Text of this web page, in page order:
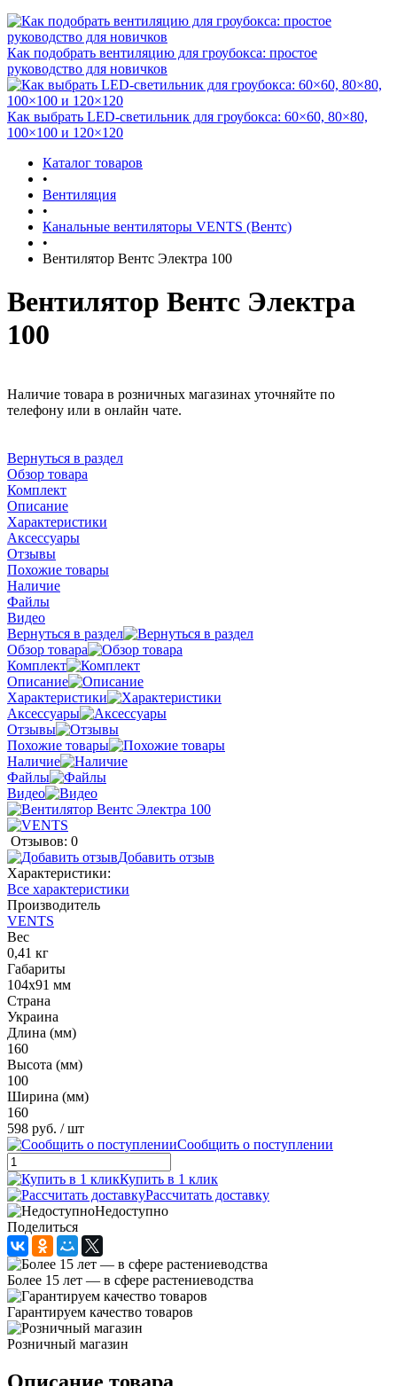
Как подобрать вентиляцию для гроубокса: простое
руководство для новичков
Как выбрать LED-светильник для гроубокса: 60×60, 80×80,
100×100 и 120×120
Каталог товаров
•
Вентиляция
•
Канальные вентиляторы VENTS (Вентс)
•
Вентилятор Вентс Электра 100
Вентилятор Вентс Электра
100
Наличие товара в розничных магазинах уточняйте по
телефону или в онлайн чате.
Вернуться в раздел
Обзор товара
Комплект
Описание
Характеристики
Аксессуары
Отзывы
Похожие товары
Наличие
Файлы
Видео
Вернуться в раздел
Обзор товара
Комплект
Описание
Характеристики
Аксессуары
Отзывы
Похожие товары
Наличие
Файлы
Видео
Отзывов: 0
Добавить отзыв
Характеристики:
Все характеристики
Производитель
VENTS
Вес
0,41 кг
Габариты
104х91 мм
Страна
Украина
Длина (мм)
160
Высота (мм)
100
Ширина (мм)
160
598 руб. / шт
Сообщить о поступлении
Купить в 1 клик
Рассчитать доставку
Недоступно
Поделиться
Более 15 лет — в сфере растениеводства
Гарантируем качество товаров
Розничный магазин
Описание товара